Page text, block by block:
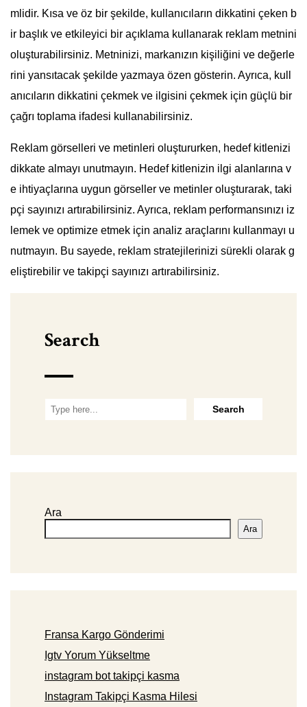
mlidir. Kısa ve öz bir şekilde, kullanıcıların dikkatini çeken b
ir başlık ve etkileyici bir açıklama kullanarak reklam metnini
oluşturabilirsiniz. Metninizi, markanızın kişiliğini ve değerle
rini yansıtacak şekilde yazmaya özen gösterin. Ayrıca, kull
anıcıların dikkatini çekmek ve ilgisini çekmek için güçlü bir
çağrı toplama ifadesi kullanabilirsiniz.
Reklam görselleri ve metinleri oluştururken, hedef kitlenizi
dikkate almayı unutmayın. Hedef kitlenizin ilgi alanlarına v
e ihtiyaçlarına uygun görseller ve metinler oluşturarak, taki
pçi sayınızı artırabilirsiniz. Ayrıca, reklam performansınızı iz
lemek ve optimize etmek için analiz araçlarını kullanmayı u
nutmayın. Bu sayede, reklam stratejilerinizi sürekli olarak g
eliştirebilir ve takipçi sayınızı artırabilirsiniz.
Search
Ara
Ara
Fransa Kargo Gönderimi
Igtv Yorum Yükseltme
instagram bot takipçi kasma
Instagram Takipçi Kasma Hilesi